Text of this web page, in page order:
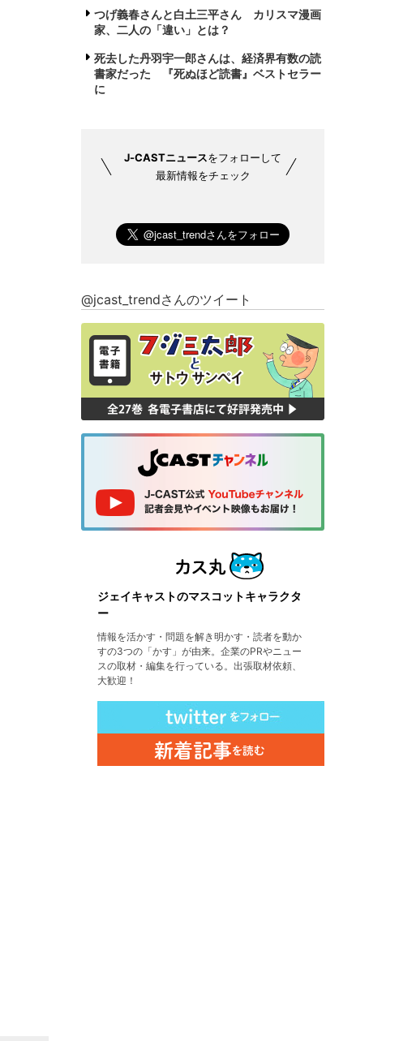
つげ義春さんと白土三平さん カリスマ漫画
家、二人の「違い」とは？
死去した丹羽宇一郎さんは、経済界有数の読
書家だった 『死ぬほど読書』ベストセラー
に
J-CASTニュースをフォローして
最新情報をチェック
@jcast_trendさんのツイート
ジェイキャストのマスコットキャラクタ
ー
情報を活かす・問題を解き明かす・読者を動か
すの3つの「かす」が由来。企業のPRやニュー
スの取材・編集を行っている。出張取材依頼、
大歓迎！